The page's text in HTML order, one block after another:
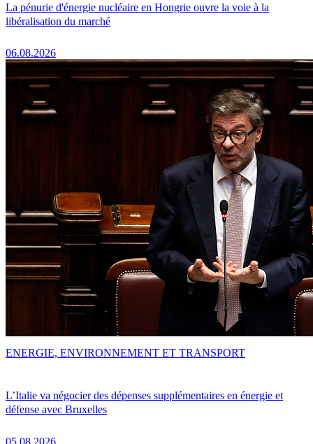
La pénurie d'énergie nucléaire en Hongrie ouvre la voie à la
libéralisation du marché
06.08.2026
L’Italie va négocier des dépenses supplémentaires en énergie et
défense avec Bruxelles
05.08.2026
ENERGIE, ENVIRONNEMENT ET TRANSPORT